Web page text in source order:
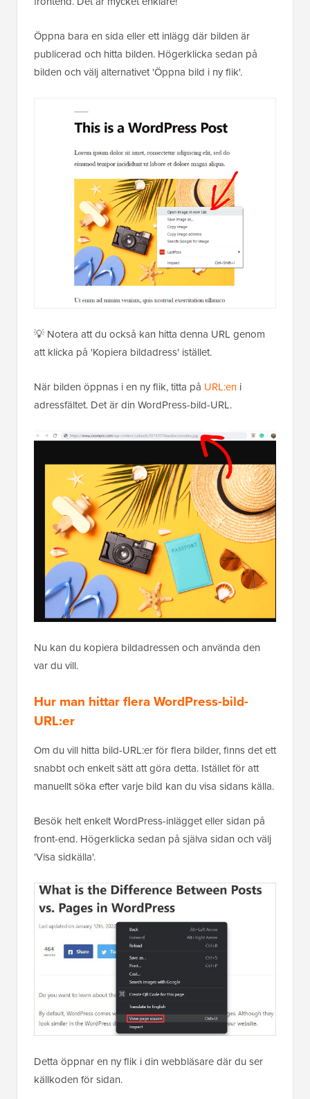
Öppna bara en sida eller ett inlägg där bilden är
publicerad och hitta bilden. Högerklicka sedan på
bilden och välj alternativet 'Öppna bild i ny flik'.
💡 Notera att du också kan hitta denna URL genom
att klicka på 'Kopiera bildadress' istället.
När bilden öppnas i en ny flik, titta på URL:en i
adressfältet. Det är din WordPress-bild-URL.
Nu kan du kopiera bildadressen och använda den
var du vill.
Hur man hittar flera WordPress-bild-
URL:er
Om du vill hitta bild-URL:er för flera bilder, finns det ett
snabbt och enkelt sätt att göra detta. Istället för att
manuellt söka efter varje bild kan du visa sidans källa.
Besök helt enkelt WordPress-inlägget eller sidan på
front-end. Högerklicka sedan på själva sidan och välj
'Visa sidkälla'.
Detta öppnar en ny flik i din webbläsare där du ser
källkoden för sidan.